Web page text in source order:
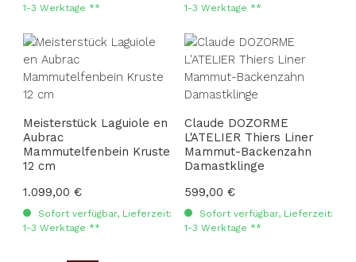
1-3 Werktage **
1-3 Werktage **
Meisterstück Laguiole en
Aubrac
Mammutelfenbein Kruste
12 cm
Regulärer Preis:
1.099,00 €
Sofort verfügbar, Lieferzeit:
1-3 Werktage **
Claude DOZORME
L'ATELIER Thiers Liner
Mammut-Backenzahn
Damastklinge
Regulärer Preis:
599,00 €
Sofort verfügbar, Lieferzeit:
1-3 Werktage **